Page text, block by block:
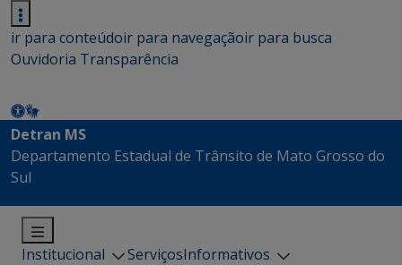
ir para conteúdoir para navegaçãoir para busca
Ouvidoria Transparência
Detran MS
Departamento Estadual de Trânsito de Mato Grosso do
Sul
Institucional ServiçosInformativos